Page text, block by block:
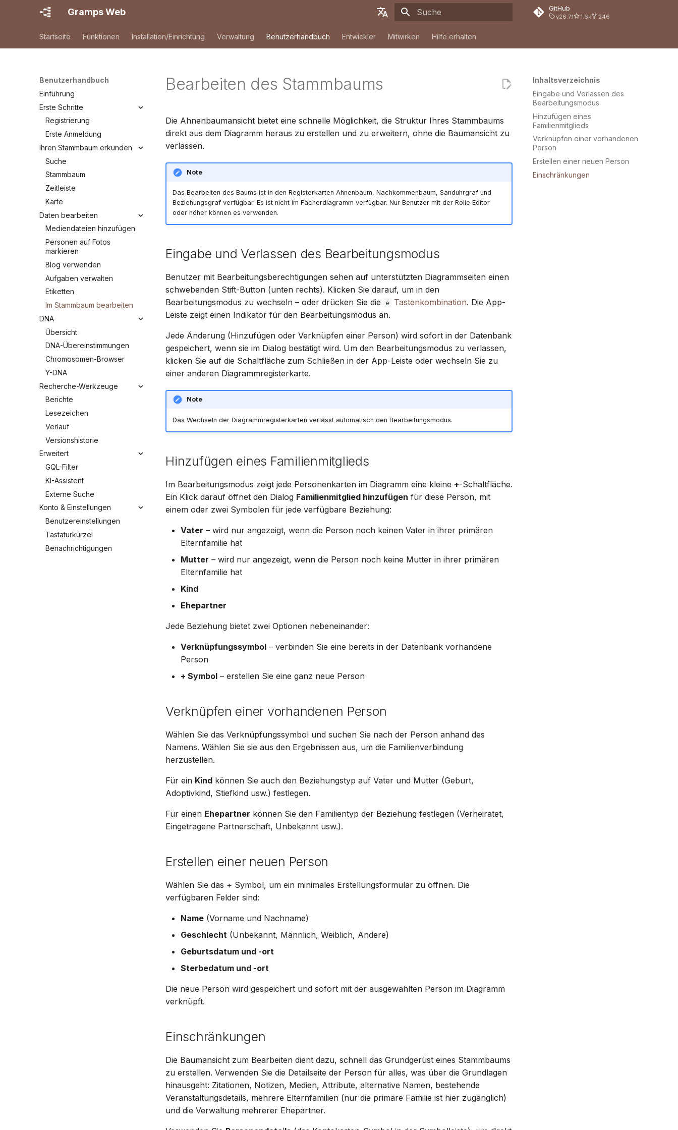
Gramps Web
English
Español
Tiếng Việt
Русский
日本語
Italiano
Українська
GitHub
v26.7.1 1.6k 246
Startseite Funktionen Installation/Einrichtung Verwaltung Benutzerhandbuch Entwickler Mitwirken Hilfe erhalten
Benutzerhandbuch
Einführung
Erste Schritte
Registrierung
Erste Anmeldung
Ihren Stammbaum erkunden
Suche
Stammbaum
Zeitleiste
Karte
Daten bearbeiten
Mediendateien hinzufügen
Personen auf Fotos
markieren
Blog verwenden
Aufgaben verwalten
Etiketten
Im Stammbaum bearbeiten
DNA
Übersicht
DNA-Übereinstimmungen
Chromosomen-Browser
Y-DNA
Recherche-Werkzeuge
Berichte
Lesezeichen
Verlauf
Versionshistorie
Erweitert
GQL-Filter
KI-Assistent
Externe Suche
Konto & Einstellungen
Benutzereinstellungen
Tastaturkürzel
Benachrichtigungen
Inhaltsverzeichnis
Eingabe und Verlassen des
Bearbeitungsmodus
Hinzufügen eines
Familienmitglieds
Verknüpfen einer vorhandenen
Person
Erstellen einer neuen Person
Einschränkungen
Bearbeiten des Stammbaums
Die Ahnenbaumansicht bietet eine schnelle Möglichkeit, die Struktur Ihres Stammbaums
direkt aus dem Diagramm heraus zu erstellen und zu erweitern, ohne die Baumansicht zu
verlassen.
Note
Das Bearbeiten des Baums ist in den Registerkarten Ahnenbaum, Nachkommenbaum, Sanduhrgraf und
Beziehungsgraf verfügbar. Es ist nicht im Fächerdiagramm verfügbar. Nur Benutzer mit der Rolle Editor
oder höher können es verwenden.
Eingabe und Verlassen des Bearbeitungsmodus
Benutzer mit Bearbeitungsberechtigungen sehen auf unterstützten Diagrammseiten einen
schwebenden Stift-Button (unten rechts). Klicken Sie darauf, um in den
Bearbeitungsmodus zu wechseln – oder drücken Sie die
e Tastenkombination. Die App-
Leiste zeigt einen Indikator für den Bearbeitungsmodus an.
Jede Änderung (Hinzufügen oder Verknüpfen einer Person) wird sofort in der Datenbank
gespeichert, wenn sie im Dialog bestätigt wird. Um den Bearbeitungsmodus zu verlassen,
klicken Sie auf die Schaltfläche zum Schließen in der App-Leiste oder wechseln Sie zu
einer anderen Diagrammregisterkarte.
Note
Das Wechseln der Diagrammregisterkarten verlässt automatisch den Bearbeitungsmodus.
Hinzufügen eines Familienmitglieds
Im Bearbeitungsmodus zeigt jede Personenkarten im Diagramm eine kleine +-Schaltfläche.
Ein Klick darauf öffnet den Dialog Familienmitglied hinzufügen für diese Person, mit
einem oder zwei Symbolen für jede verfügbare Beziehung:
Vater – wird nur angezeigt, wenn die Person noch keinen Vater in ihrer primären
Elternfamilie hat
Mutter – wird nur angezeigt, wenn die Person noch keine Mutter in ihrer primären
Elternfamilie hat
Kind
Ehepartner
Jede Beziehung bietet zwei Optionen nebeneinander:
Verknüpfungssymbol – verbinden Sie eine bereits in der Datenbank vorhandene
Person
+ Symbol – erstellen Sie eine ganz neue Person
Verknüpfen einer vorhandenen Person
Wählen Sie das Verknüpfungssymbol und suchen Sie nach der Person anhand des
Namens. Wählen Sie sie aus den Ergebnissen aus, um die Familienverbindung
herzustellen.
Für ein Kind können Sie auch den Beziehungstyp auf Vater und Mutter (Geburt,
Adoptivkind, Stiefkind usw.) festlegen.
Für einen Ehepartner können Sie den Familientyp der Beziehung festlegen (Verheiratet,
Eingetragene Partnerschaft, Unbekannt usw.).
Erstellen einer neuen Person
Wählen Sie das + Symbol, um ein minimales Erstellungsformular zu öffnen. Die
verfügbaren Felder sind:
Name (Vorname und Nachname)
Geschlecht (Unbekannt, Männlich, Weiblich, Andere)
Geburtsdatum und -ort
Sterbedatum und -ort
Die neue Person wird gespeichert und sofort mit der ausgewählten Person im Diagramm
verknüpft.
Einschränkungen
Die Baumansicht zum Bearbeiten dient dazu, schnell das Grundgerüst eines Stammbaums
zu erstellen. Verwenden Sie die Detailseite der Person für alles, was über die Grundlagen
hinausgeht: Zitationen, Notizen, Medien, Attribute, alternative Namen, bestehende
Veranstaltungsdetails, mehrere Elternfamilien (nur die primäre Familie ist hier zugänglich)
und die Verwaltung mehrerer Ehepartner.